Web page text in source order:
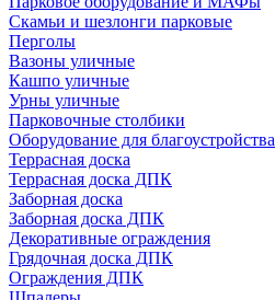
Скамьи и шезлонги парковые
Перголы
Вазоны уличные
Кашпо уличные
Урны уличные
Парковочные столбики
Оборудование для благоустройства
Террасная доска
Террасная доска ДПК
Заборная доска
Заборная доска ДПК
Декоративные ограждения
Грядочная доска ДПК
Ограждения ДПК